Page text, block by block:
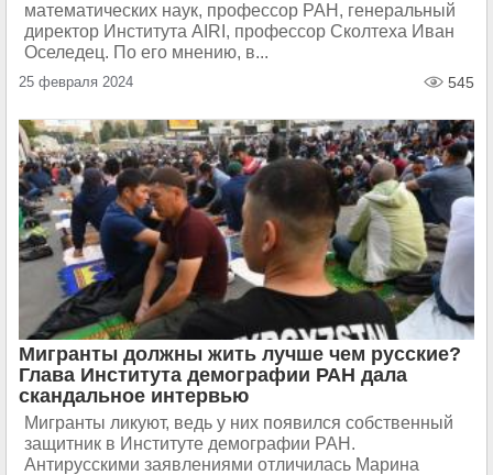
математических наук, профессор РАН, генеральный
директор Института AIRI, профессор Сколтеха Иван
Оселедец. По его мнению, в...
25 февраля 2024 545
Мигранты должны жить лучше чем русские?
Глава Института демографии РАН дала
скандальное интервью
Мигранты ликуют, ведь у них появился собственный
защитник в Институте демографии РАН.
Антирусскими заявлениями отличилась Марина